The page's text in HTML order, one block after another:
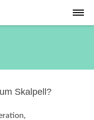
Skalpell?
,